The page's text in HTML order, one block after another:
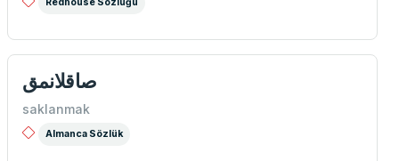
Redhouse Sözlüğü
صاقلانمق
saklanmak
Almanca Sözlük